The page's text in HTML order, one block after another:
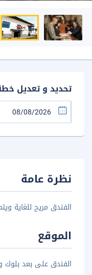
تحديد و تعديل
نظرة عامة
الفندق مريح للغاية
الموقع
الفندق على بعد بلوك